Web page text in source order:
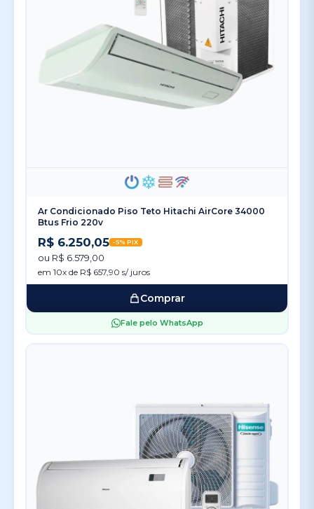
Ar Condicionado Piso Teto Hitachi AirCore 34000
Btus Frio 220v
R$ 6.250,05 -5% PIX
ou R$ 6.579,00
em 10x de R$ 657,90 s/ juros
Comprar
Fale pelo WhatsApp